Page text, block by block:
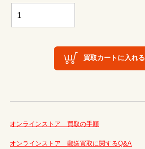
買取カートに入れる
オンラインストア　買取の手順
オンラインストア　郵送買取に関するQ&A